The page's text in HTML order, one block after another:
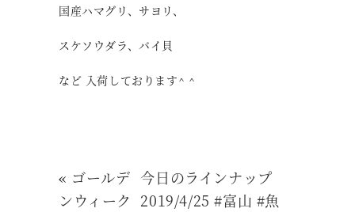
国産ハマグリ、サヨリ、
スケソウダラ、バイ貝
など 入荷しております^ ^
« ゴールデ
ンウィーク
今日のラインナップ
2019/4/25 #富山 #魚